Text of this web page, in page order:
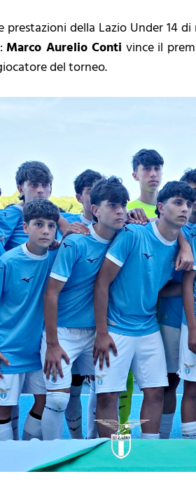
della Lazio Under 14
Marco Aurelio Conti vince il
del torneo.